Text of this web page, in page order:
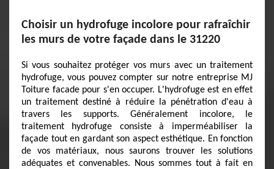
Choisir un hydrofuge incolore pour rafraîchir
les murs de votre façade dans le 31220
Si vous souhaitez protéger vos murs avec un traitement
hydrofuge, vous pouvez compter sur notre entreprise MJ
Toiture facade pour s'en occuper. L'hydrofuge est en effet
un traitement destiné à réduire la pénétration d'eau à
travers les supports. Généralement incolore, le
traitement hydrofuge consiste à imperméabiliser la
façade tout en gardant son aspect esthétique. En fonction
de vos matériaux, nous saurons trouver les solutions
adéquates et convenables. Nous sommes tout à fait en